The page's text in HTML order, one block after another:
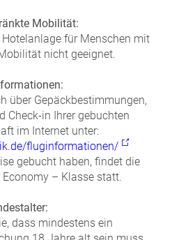
Mobilität:
für Menschen mit
nicht geeignet.
über Gepäckbestimmungen,
Check-in Ihrer gebuchten
im Internet unter:
fluginformationen/
gebucht haben, findet die
– Klasse statt.
dass mindestens ein